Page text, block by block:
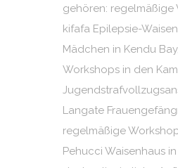
gehören: regelmäßige
kifafa Epilepsie-
Mädchen in Kendu
Workshops in den
Langate
regelmäßige
Pehucci Waisenhaus